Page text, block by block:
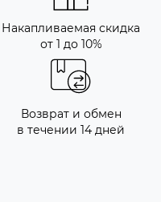
Накапливаемая скидка
от 1 до 10%
Возврат и обмен
в течении 14 дней